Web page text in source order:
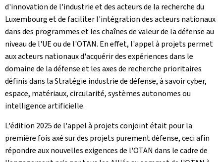
d'innovation de l'industrie et des acteurs de la recherche du
Luxembourg et de faciliter l'intégration des acteurs nationaux
dans des programmes et les chaînes de valeur de la défense au
niveau de l'UE ou de l'OTAN. En effet, l'appel à projets permet
aux acteurs nationaux d'acquérir des expériences dans le
domaine de la défense et les axes de recherche prioritaires
définis dans la Stratégie industrie de défense, à savoir cyber,
espace, matériaux, circularité, systèmes autonomes ou
intelligence artificielle.
L'édition 2025 de l'appel à projets conjoint était pour la
première fois axé sur des projets purement défense, ceci afin
répondre aux nouvelles exigences de l'OTAN dans le cadre de